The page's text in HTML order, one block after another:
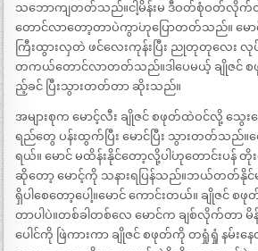
သဘောကျတတ်သည်။ငါ့မိန်းမ ဒီဝတ်စုံဝတ်လိုက်တိုင်
တောင်လာတော့တာပဲကွာ´ဟုပြောတတ်သည်။ မော
ကြီးထွားလှတဲ ဖင်လေးကုန်းပြီး ညုတုတုလေး လု
တကယ်တောင်လာတတ်သည်။ဒါပေမယ့် ချိုဇင် စ
ည့်ခင် ပြီးသွားတတ်တာ ဆိုးသည်။
အများစုက မောင့်လီး ချိုဇင် စဖုတ်ထဲဝင်လို့ သွေ
ရည်တွေ ပန်းထွက်ပြီး မောင်ပြီး သွားတတ်သည်။တ
ရယ်။ မောင် မထိန်းနိုင်တော့လို့ပါ´ဟုတောင်းပန်
ဆိုတော့ မောင့်ကို သနားရပြန်သည်။ဘယ်တတ်နိုင်မ
ရှိပါစေတော့ပေါ့။မောင် ကောင်းတယ်။ ချိုဇင်
တာပါပဲ။တစ်ခါတစ်လေ မောင်က ချစ်လိုက်တာ မိန်
ပေါင်ကို ဖြဲကားကာ ချိုဇင် စဖုတ်ကို တရှုံရှုံ နမ်